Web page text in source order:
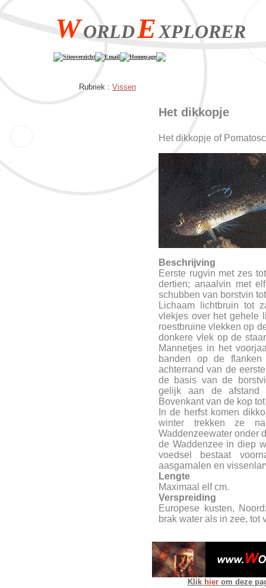
WORLDEXPLORER
Siteoverzicht Email Homepage
Rubriek : Vissen
Het dikkopje
Het dikkopje of
Beschrijving
Eerste rugvin met zes
dertien; anaalvin met
schubben van borstvin
Lichaam lichtbruin tot
vlekjes over het gehele
roestbruine vlekken op
donkere vlek op de
Mannetjes in het
banden op de
achterrand van de
de basis van de
gelijk aan de afstand
Bovenkant van de kop
In de herfst komen
winter trekken ze
Waddenzeewater onder
de Waddenzee in diep
voedsel bestaat
aasgarnalen en
Lengte
Maximaal elf cm.
Verspreiding
Europese kusten,
brak water als in zee, tot
Klik hier om deze